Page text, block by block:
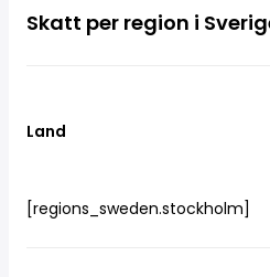
Skatt per region i
Land
[regions_sweden.stockholm]